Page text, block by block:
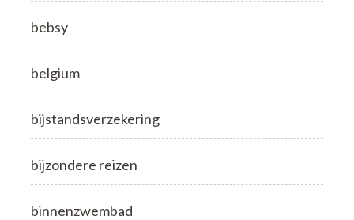
bebsy
belgium
bijstandsverzekering
bijzondere reizen
binnenzwembad